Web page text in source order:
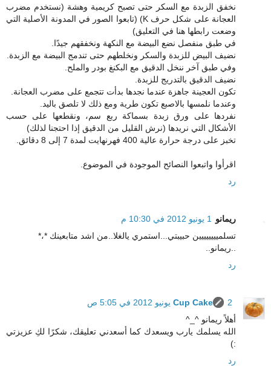
نخفق الزبدة مع السكر حتى تصبح كريمية وهشة (نستخدم مضرب
العجانة على شكل حرف K) (تابعوا الصور في المدونة الأصلية التي
وضعت رابطها هنا في التعليق)
في طبق منفصل نضع البيضة مع النكهة ونخفقهم جيدًا.
نضيف البيض للزبدة والسكر ونخلطهم حتى تندمج البيضة مع الزبدة.
وفي طبق آخر ننخل الدقيق مع البكنغ بودر والملح.
نضيف الدقيق بالتدريج للزبدة.
تكون العجينة جاهزة عندما نجدها بدأت تتجمع على مضرب العجانة.
وعندما نلمسها بالاصبع تكون طرية ومع ذلك لا تلصق باليد.
نفردها على ورق زبدة بسماكة ربع سم، ونقطعها على حسب
الأشكال التي نريدها (نرش القليل من الدقيق إذا احتجنا لذلك)
تخبز على درجة حرارة عالية 400 فهرنهايت لمدة 7 إلى 8 دقائق.
اقرأوا واتبعوا النصائح الموجودة في الموضوع.
رد
ريمانو
1 يونيو 2012 في 10:30 م
تسلميييييييين حبيبتي...استمري يالغلا..من اشد متابعينك *،*
..ريمانو..
رد
Cup Cake
2 يونيو 2012 في 5:05 ص
أهلاً ريمانو ^_^
الله يسلمك يارب ويسعدك كما أسعدني تعليقك، شكرًا لكِ عزيزتي
:)
رد